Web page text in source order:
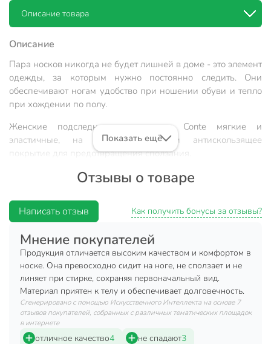
Описание товара
Описание
Пара носков никогда не будет лишней в доме - это элемент
одежды, за которым нужно постоянно следить. Они
обеспечивают ногам удобство при ношении обуви и тепло
при хождении по полу.
Женские подследники из хлопка Conte мягкие и
эластичные, на запяточной части антискользящее
покрытие для предотвращения сползания.
Размер: 23;
Цвет: черный;
Техническая информация
Бренд
Conte
Страна производства
Беларусь
Сезонность
Показать ещё
Отзывы о товаре
Написать отзыв Как получить бонусы за отзывы?
Мнение покупателей
Продукция отличается высоким качеством и комфортом в
носке. Она превосходно сидит на ноге, не сползает и не
линяет при стирке, сохраняя первоначальный вид.
Материал приятен к телу и обеспечивает долговечность.
Сгенерировано с помощью Искусственного Интеллекта на основе 7
отзывов покупателей, собранных с различных тематических площадок
в интернете
отличное качество4 не спадают3